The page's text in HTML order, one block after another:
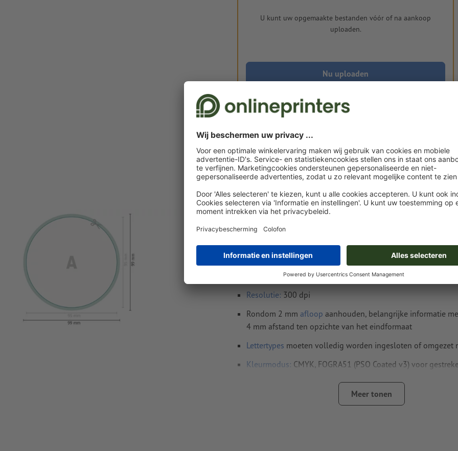
U kunt uw opgemaakte bestanden vóór of na aankoop
uploaden.
Nu uploaden
excl. btw incl.
Levering circa:
Gewicht: ca.190 g
Instructies voor drukgegevens Veganistische
rond, Ø 9,5 cm
Gegevensformaat(incl. 2 mm afloop): 9,9 x 9,9 cm
Eindformaat: 9,5 x 9,5 cm
Resolutie: 300 dpi
Rondom 2 mm afloop aanhouden, belangrijke informatie
4 mm afstand ten opzichte van het eindformaat
Lettertypes moeten volledig worden ingesloten of omgezet
Kleurmodus: CMYK, FOGRA51 (PSO Coated v3) voor
worden door ons niet gecontroleerd
Meer tonen